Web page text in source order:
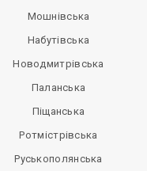
Мошнівська
Набутівська
Новодмитрівська
Паланська
Піщанська
Ротмістрівська
Руськополянська